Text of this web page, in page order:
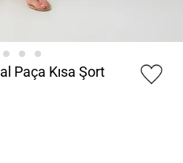
Paça Kısa Şort